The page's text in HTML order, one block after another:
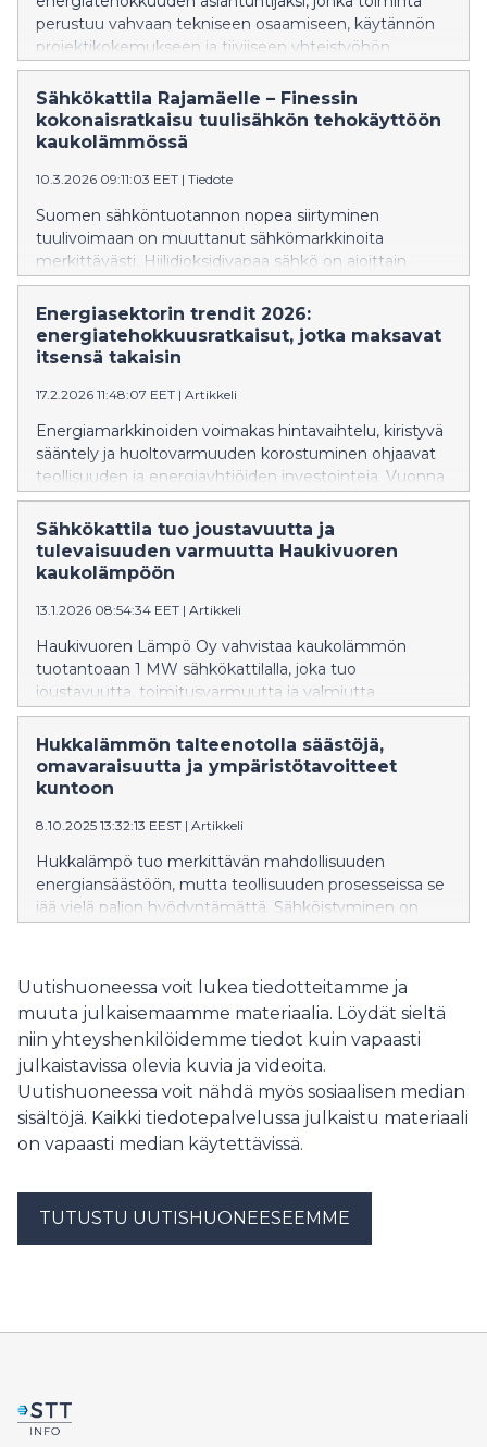
perustuu vahvaan tekniseen osaamiseen, käytännön
projektikokemukseen ja tiiviiseen yhteistyöhön
asiakkaiden kanssa.
Sähkökattila Rajamäelle – Finessin
kokonaisratkaisu tuulisähkön tehokäyttöön
kaukolämmössä
10.3.2026 09:11:03 EET | Tiedote
Suomen sähköntuotannon nopea siirtyminen
tuulivoimaan on muuttanut sähkömarkkinoita
merkittävästi. Hiilidioksidivapaa sähkö on ajoittain
erittäin edullista, ja pörssisähkön hinta voi laskea jopa 1–
2 senttiin kilowattitunnilta. Vastatakseen tähän
kehitykseen Nurmijärven Sähkö investoi
sähkökattiloihin ja kehittää kaukolämmön tuotantoaan
Energiasektorin trendit 2026:
energiatehokkuusratkaisut, jotka maksavat
itsensä takaisin
17.2.2026 11:48:07 EET | Artikkeli
Energiamarkkinoiden voimakas hintavaihtelu, kiristyvä
sääntely ja huoltovarmuuden korostuminen ohjaavat
teollisuuden ja energiayhtiöiden investointeja. Vuonna
2026 menestyvät ne toimijat, jotka pystyvät
yhdistämään energiatehokkuuden, sähköistymisen ja
joustavan tuotannon liiketoimintastrategiakseen.
Sähkökattila tuo joustavuutta ja
tulevaisuuden varmuutta Haukivuoren
kaukolämpöön
13.1.2026 08:54:34 EET | Artikkeli
Haukivuoren Lämpö Oy vahvistaa kaukolämmön
tuotantoaan 1 MW sähkökattilalla, joka tuo
joustavuutta, toimitusvarmuutta ja valmiutta
tulevaisuuden energiatarpeisiin. Finess Energyn
toimittama konttiratkaisu tukee siirtymää kohti
vähäpäästöisempää ja modernimpaa
lämmöntuotantoa.
Hukkalämmön talteenotolla säästöjä,
omavaraisuutta ja ympäristötavoitteet
kuntoon
8.10.2025 13:32:13 EEST | Artikkeli
Hukkalämpö tuo merkittävän mahdollisuuden
energiansäästöön, mutta teollisuuden prosesseissa se
jää vielä paljon hyödyntämättä. Sähköistyminen on
Suomessa hukkalämmön talteenotto on erityisen
kannattavaa.
Uutishuoneessa voit lukea tiedotteitamme ja
muuta julkaisemaamme materiaalia. Löydät sieltä
niin yhteyshenkilöidemme tiedot kuin vapaasti
julkaistavissa olevia kuvia ja videoita.
Uutishuoneessa voit nähdä myös sosiaalisen median
sisältöjä. Kaikki tiedotepalvelussa julkaistu materiaali
on vapaasti median käytettävissä.
TUTUSTU UUTISHUONEESEEMME